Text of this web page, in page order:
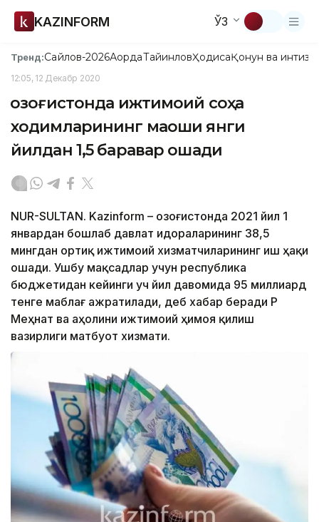
KAZINFORM ЎЗ
Тренд:Сайлов-2026АқордаТайинловҲодисаҚонун ва
12:05, 12 Декабр 2020
Қозоғистонда ижтимоий соҳа
ходимларининг маоши янги
йилдан 1,5 баравар ошади
NUR-SULTAN. Kazinform – Қозоғистонда 2021 йил 1
январдан бошлаб давлат идораларининг 38,5
мингдан ортиқ ижтимоий хизматчиларининг иш ҳақи
ошади. Ушбу мақсадлар учун республика
бюджетидан кейинги уч йил давомида 95 миллиард
тенге маблағ ажратилади, деб хабар беради ҚР
Меҳнат ва аҳолини ижтимоий ҳимоя қилиш
вазирлиги матбуот хизмати.